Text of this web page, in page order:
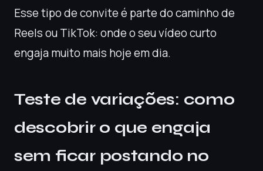
Esse tipo de convite é parte do caminho de
Reels ou TikTok: onde o seu vídeo curto
engaja muito mais hoje em dia.
Teste de variações: como
descobrir o que engaja
sem ficar postando no